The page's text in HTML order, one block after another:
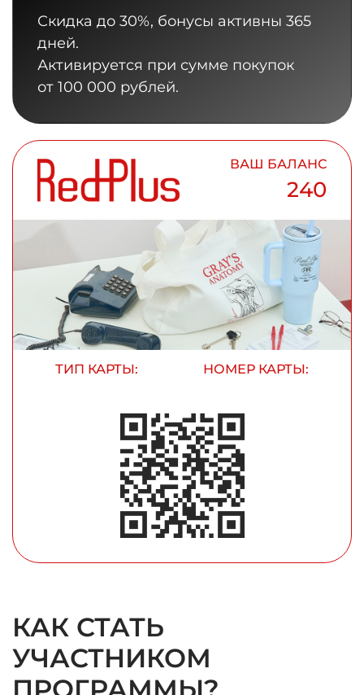
Скидка до 30%, бонусы активны 365
дней.
Активируется при сумме покупок
от 100 000 рублей.
ВАШ БАЛАНС
240
ТИП КАРТЫ: НОМЕР КАРТЫ:
КАК СТАТЬ
УЧАСТНИКОМ